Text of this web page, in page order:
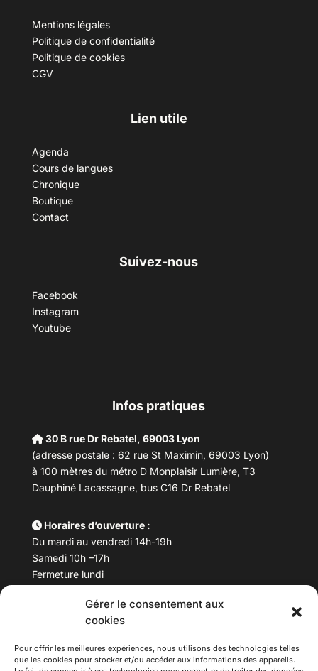
Gérer le consentement aux
cookies
Pour offrir les meilleures expériences, nous utilisons des technologies telles
que les cookies pour stocker et/ou accéder aux informations des appareils.
Mentions légales
Politique de confidentialité
Politique de cookies
CGV
Lien utile
Agenda
Cours de langues
Chronique
Boutique
Contact
Suivez-nous
Facebook
Instagram
Youtube
Infos pratiques
30 B rue Dr Rebatel, 69003 Lyon
(adresse postale : 62 rue St Maximin, 69003 Lyon)
à 100 mètres du métro D Monplaisir Lumière, T3
Dauphiné Lacassagne, bus C16 Dr Rebatel
Horaires d’ouverture :
Du mardi au vendredi 14h-19h
Samedi 10h –17h
Fermeture lundi
Téléphone : 04 78 53 06 40
maisondesculturesasiatiques@asiexpo.com